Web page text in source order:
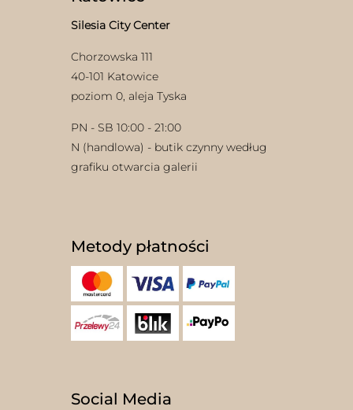
Silesia City Center
Chorzowska 111
40-101 Katowice
poziom 0, aleja Tyska
PN - SB 10:00 - 21:00
N (handlowa) - butik czynny według
grafiku otwarcia galerii
Metody płatności
Social Media